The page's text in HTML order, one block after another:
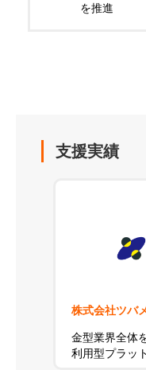
を推進
支援実績
株式会社ツバ
金型業界全体
利用型プラッ